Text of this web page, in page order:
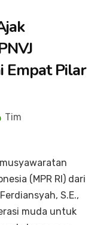
Empat Pilar
Tim
(MPR RI) dari
S.E.,
muda untuk